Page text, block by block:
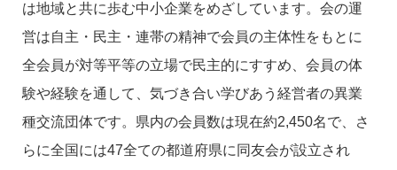
は地域と共に歩む中小企業をめざしています。会の運
営は自主・民主・連帯の精神で会員の主体性をもとに
全会員が対等平等の立場で民主的にすすめ、会員の体
験や経験を通して、気づき合い学びあう経営者の異業
種交流団体です。県内の会員数は現在約2,450名で、さ
らに全国には47全ての都道府県に同友会が設立され